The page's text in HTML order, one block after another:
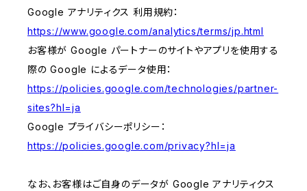
Google アナリティクス 利用規約：
https://www.google.com/analytics/terms/jp.html
お客様が Google パートナーのサイトやアプリを使用する
際の Google によるデータ使用：
https://policies.google.com/technologies/partner-
sites?hl=ja
Google プライバシーポリシー：
https://policies.google.com/privacy?hl=ja
なお、お客様はご自身のデータが Google アナリティクス